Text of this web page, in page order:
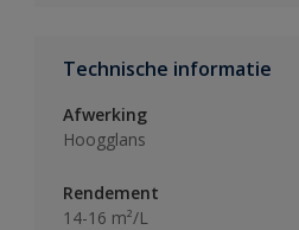
Technische informatie
Afwerking
Hoogglans
Rendement
14-16 m²/L